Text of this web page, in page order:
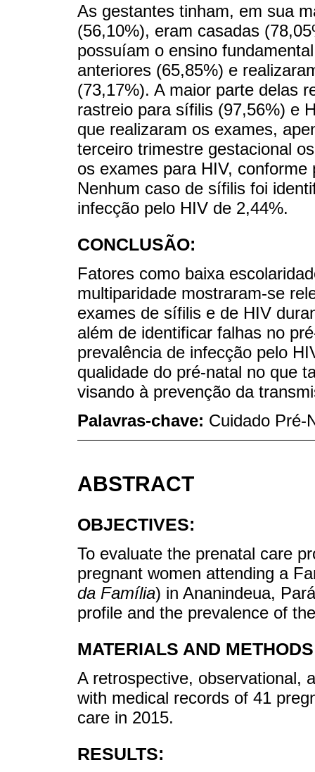
As gestantes tinham, em sua
(56,10%), eram casadas
possuíam o ensino
anteriores (65,85%) e
(73,17%). A maior parte delas
rastreio para sífilis (97,56%) e
que realizaram os exames,
terceiro trimestre gestacional
os exames para HIV,
Nenhum caso de sífilis foi
infecção pelo HIV de 2,44%.
CONCLUSÃO:
Fatores como baixa
multiparidade mostraram-se
exames de sífilis e de HIV
além de identificar falhas no
prevalência de infecção pelo
qualidade do pré-natal no que
visando à prevenção da
Palavras-chave: Cuidado Pré-
ABSTRACT
OBJECTIVES:
To evaluate the prenatal care
pregnant women attending a
da Família) in Ananindeua,
profile and the prevalence of
MATERIALS AND
A retrospective, observational,
with medical records of 41
care in 2015.
RESULTS: